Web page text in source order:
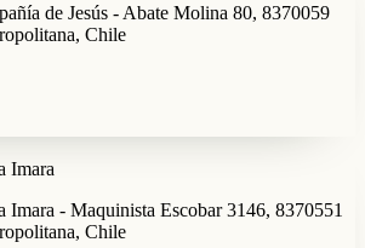
de Jesús - Abate Molina 80, 8370059
Chile
Imara
Imara - Maquinista Escobar 3146, 8370551
Chile